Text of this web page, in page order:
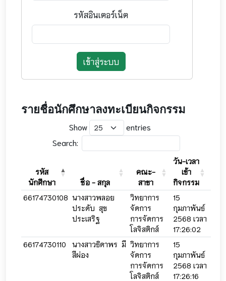
รหัสอินเตอร์เน็ต
เข้าสู่ระบบ
รายชื่อนักศึกษาลงทะเบียนกิจกรรม
Show
entries
Search:
รหัส
นักศึกษา
ชื่อ - สกุล
คณะ-
สาขา
วัน-เวลา
เข้า
กิจกรรม
66174730108 นางสาวพลอย
ประดับ สุข
ประเสริฐ
วิทยาการ
จัดการ
การจัดการ
โลจิสติกส์
15
กุมภาพันธ์
2568 เวลา
17:26:02
66174730110
นางสาวธิดาพร มี
สีผ่อง
วิทยาการ
จัดการ
การจัดการ
โลจิสติกส์
15
กุมภาพันธ์
2568 เวลา
17:26:16